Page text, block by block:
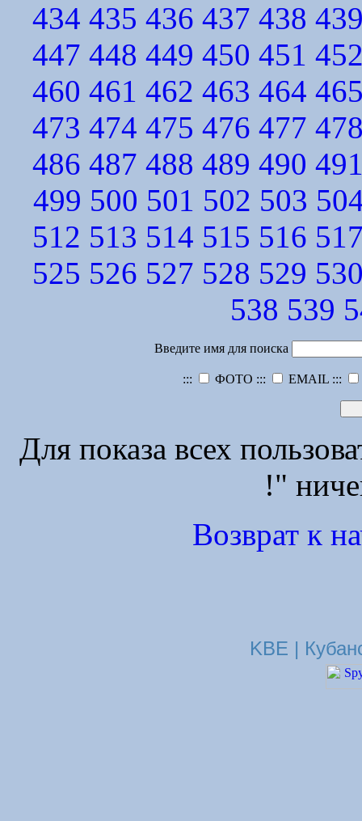
434 435 436 437 438
447 448 449 450 451
460 461 462 463 464
473 474 475 476 477
486 487 488 489 490
499 500 501 502 503
512 513 514 515 516
525 526 527 528 529
538 539
Введите имя для поиска
::: ФОТО ::: EMAIL :::
Для показа всех
!"
Возврат к
KBE |